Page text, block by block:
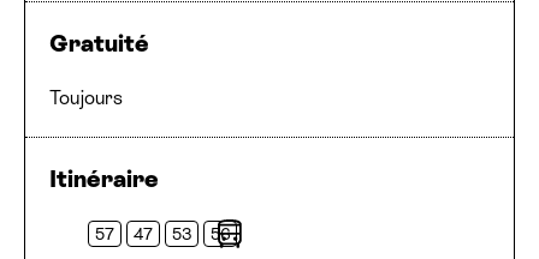
Gratuité
Toujours
Itinéraire
Bus
57 47 53 56